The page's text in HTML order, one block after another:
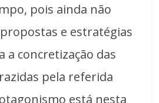
pois ainda não
e estratégias
a concretização das
pela referida
está nesta